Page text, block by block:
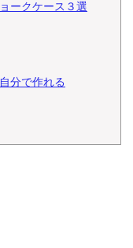
ークケース３選
分で作れる